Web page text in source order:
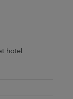
hotel.